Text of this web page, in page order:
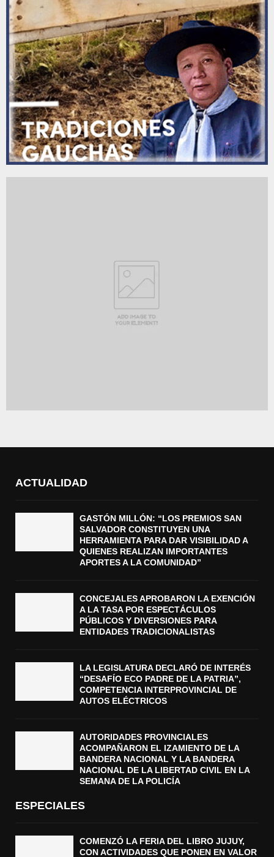
ACTUALIDAD
GASTÓN MILLÓN: “LOS PREMIOS SAN
SALVADOR CONSTITUYEN UNA
HERRAMIENTA PARA DAR VISIBILIDAD A
QUIENES REALIZAN IMPORTANTES
APORTES A LA COMUNIDAD”
CONCEJALES APROBARON LA EXENCIÓN
A LA TASA POR ESPECTÁCULOS
PÚBLICOS Y DIVERSIONES PARA
ENTIDADES TRADICIONALISTAS
LA LEGISLATURA DECLARÓ DE INTERÉS
“DESAFÍO ECO PADRE DE LA PATRIA”,
COMPETENCIA INTERPROVINCIAL DE
AUTOS ELÉCTRICOS
AUTORIDADES PROVINCIALES
ACOMPAÑARON EL IZAMIENTO DE LA
BANDERA NACIONAL Y LA BANDERA
NACIONAL DE LA LIBERTAD CIVIL EN LA
SEMANA DE LA POLICÍA
ESPECIALES
COMENZÓ LA FERIA DEL LIBRO JUJUY,
CON ACTIVIDADES QUE PONEN EN VALOR